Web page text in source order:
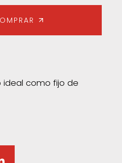
ideal como fijo de